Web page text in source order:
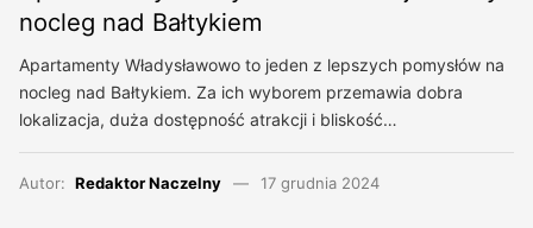
nocleg nad Bałtykiem
Apartamenty Władysławowo to jeden z lepszych pomysłów na
nocleg nad Bałtykiem. Za ich wyborem przemawia dobra
lokalizacja, duża dostępność atrakcji i bliskość…
Autor: Redaktor Naczelny 17 grudnia 2024